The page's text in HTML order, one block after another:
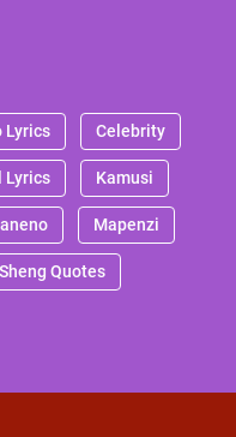
Lyrics Celebrity
Lyrics Kamusi
Mapenzi
Sheng Quotes